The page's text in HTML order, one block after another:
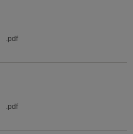
.pdf
.pdf